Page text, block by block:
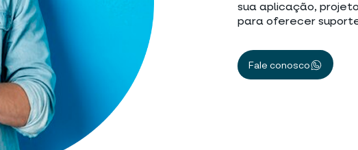
sua aplicação,
para oferecer
Fale conosco